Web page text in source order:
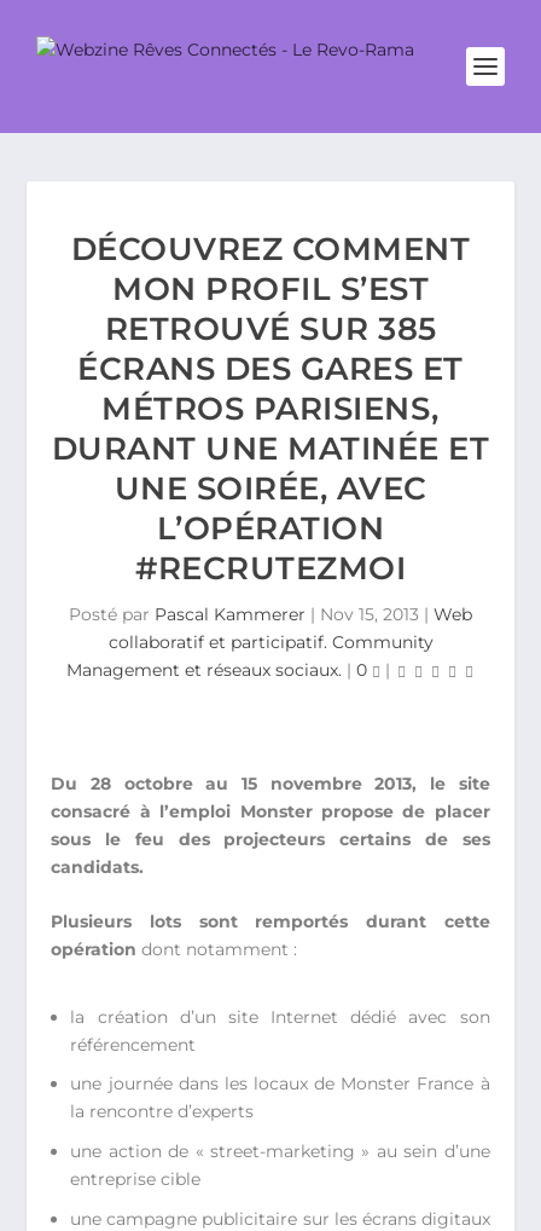
DÉCOUVREZ COMMENT
MON PROFIL S’EST
RETROUVÉ SUR 385
ÉCRANS DES GARES ET
MÉTROS PARISIENS,
DURANT UNE MATINÉE ET
UNE SOIRÉE, AVEC
L’OPÉRATION
#RECRUTEZMOI
Posté par Pascal Kammerer | Nov 15, 2013 | Web
collaboratif et participatif. Community
Management et réseaux sociaux. | 0 |
Du 28 octobre au 15 novembre 2013, le site
consacré à l’emploi Monster propose de placer
sous le feu des projecteurs certains de ses
candidats.
Plusieurs lots sont remportés durant cette
opération dont notamment :
la création d’un site Internet dédié avec son
référencement
une journée dans les locaux de Monster France à
la rencontre d’experts
une action de « street-marketing » au sein d’une
entreprise cible
une campagne publicitaire sur les écrans digitaux